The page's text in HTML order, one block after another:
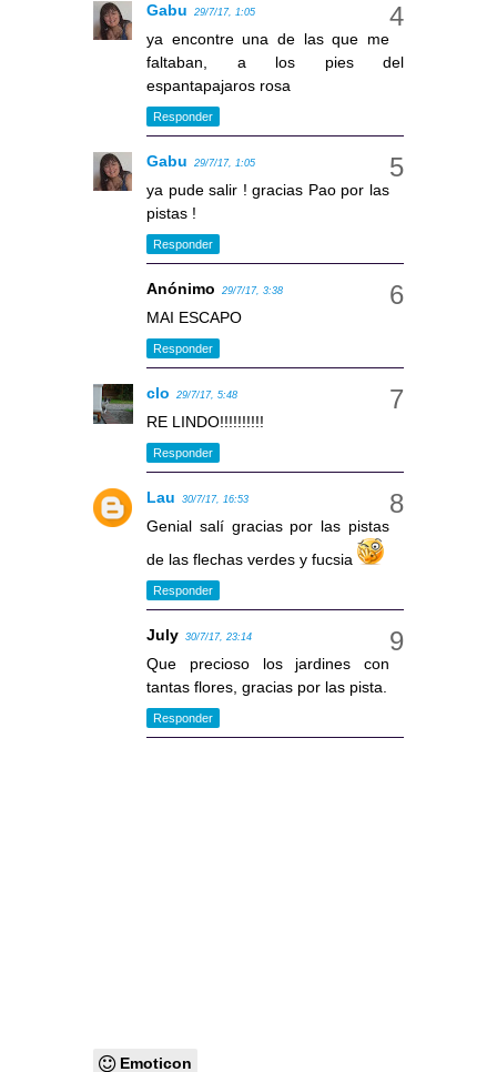
Gabu 29/7/17, 1:05
ya encontre una de las que me
faltaban, a los pies del
espantapajaros rosa
Responder
Gabu 29/7/17, 1:05
ya pude salir ! gracias Pao por las
pistas !
Responder
Anónimo 29/7/17, 3:38
MAI ESCAPO
Responder
clo 29/7/17, 5:48
RE LINDO!!!!!!!!!!
Responder
Lau 30/7/17, 16:53
Genial salí gracias por las pistas
de las flechas verdes y fucsia
Responder
July 30/7/17, 23:14
Que precioso los jardines con
tantas flores, gracias por las pista.
Responder
Emoticon